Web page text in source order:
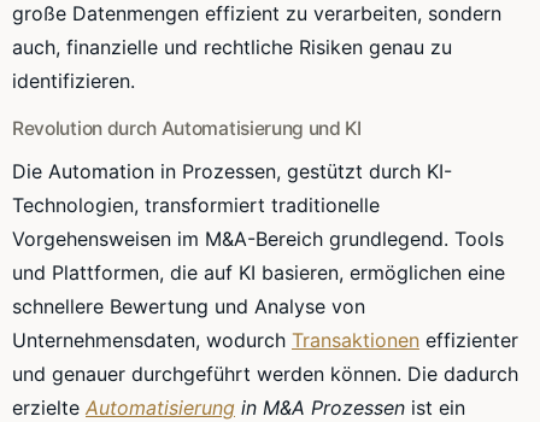
große Datenmengen effizient zu verarbeiten, sondern
auch, finanzielle und rechtliche Risiken genau zu
identifizieren.
Revolution durch Automatisierung und KI
Die Automation in Prozessen, gestützt durch KI-
Technologien, transformiert traditionelle
Vorgehensweisen im M&A-Bereich grundlegend. Tools
und Plattformen, die auf KI basieren, ermöglichen eine
schnellere Bewertung und Analyse von
Unternehmensdaten, wodurch Transaktionen effizienter
und genauer durchgeführt werden können. Die dadurch
erzielte Automatisierung in M&A Prozessen ist ein